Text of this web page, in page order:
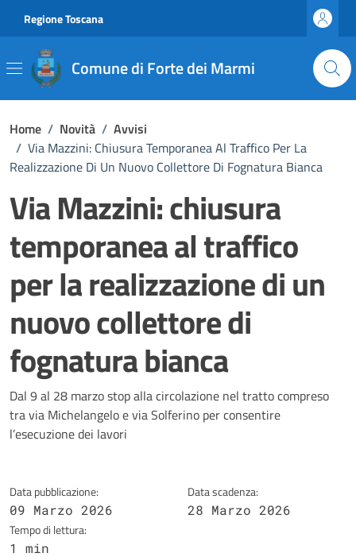
Regione Toscana
Comune di Forte dei Marmi
Home / Novità / Avvisi
/ Via Mazzini: Chiusura Temporanea Al Traffico Per La
Realizzazione Di Un Nuovo Collettore Di Fognatura Bianca
Via Mazzini: chiusura
temporanea al traffico
per la realizzazione di un
nuovo collettore di
fognatura bianca
Dettagli della notizia
Dal 9 al 28 marzo stop alla circolazione nel tratto compreso
tra via Michelangelo e via Solferino per consentire
l’esecuzione dei lavori
Data pubblicazione:
09 Marzo 2026
Data scadenza:
28 Marzo 2026
Tempo di lettura:
1 min